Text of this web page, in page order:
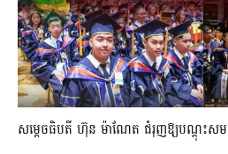
សម្តេចធិបតី ហ៊ុន ម៉ាណែត ជំរុញឱ្យបណ្តុះសម